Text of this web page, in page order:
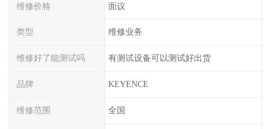
维修价格 面议
类型 维修业务
维修好了能测试吗 有测试设备可以测试好出货
品牌 KEYENCE
维修范围 全国